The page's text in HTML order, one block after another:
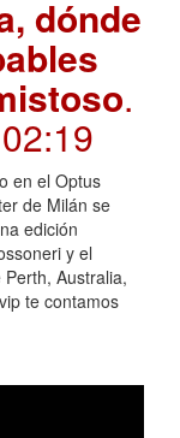
dónde
.
en el Optus
de Milán se
edición
y el
Australia,
te contamos